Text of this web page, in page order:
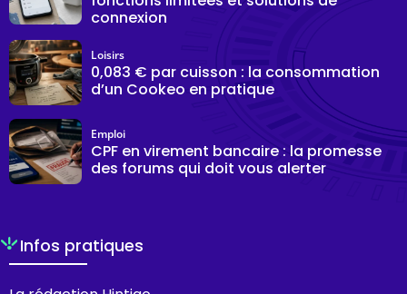
connexion
0,083 € par cuisson : la consommation
d’un Cookeo en pratique
Loisirs
CPF en virement bancaire : la promesse
des forums qui doit vous alerter
Emploi
Infos pratiques